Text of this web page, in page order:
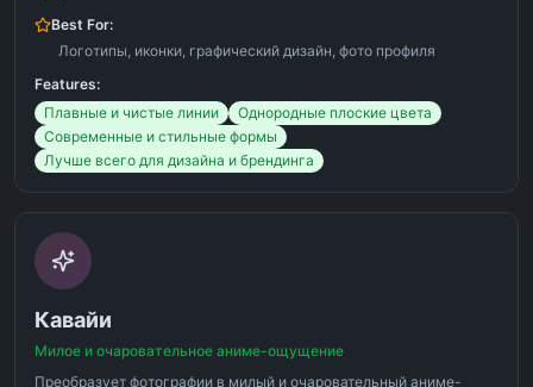
Best For:
Логотипы, иконки, графический дизайн, фото профиля
Features:
Плавные и чистые линии
Однородные плоские цвета
Современные и стильные формы
Лучше всего для дизайна и брендинга
Кавайи
Милое и очаровательное аниме-ощущение
Преобразует фотографии в милый и очаровательный аниме-